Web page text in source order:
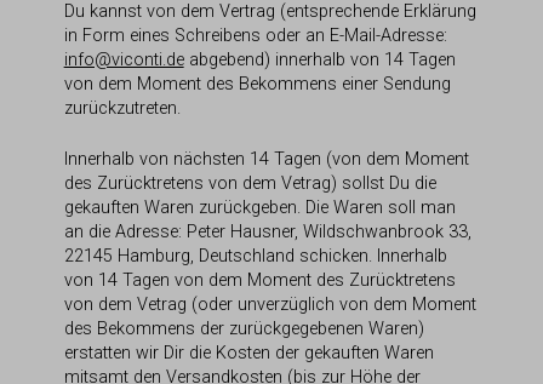
Du kannst von dem Vertrag (entsprechende Erklärung
in Form eines Schreibens oder an E-Mail-Adresse:
info@viconti.deabgebend) innerhalb von 14 Tagen
von dem Moment des Bekommens einer Sendung
zurückzutreten.
Innerhalb von nächsten 14 Tagen (von dem Moment
des Zurücktretens von dem Vetrag) sollst Du die
gekauften Waren zurückgeben. Die Waren soll man
an die Adresse: Peter Hausner, Wildschwanbrook 33,
22145 Hamburg, Deutschland schicken. Innerhalb
von 14 Tagen von dem Moment des Zurücktretens
von dem Vetrag (oder unverzüglich von dem Moment
des Bekommens der zurückgegebenen Waren)
erstatten wir Dir die Kosten der gekauften Waren
mitsamt den Versandkosten (bis zur Höhe der